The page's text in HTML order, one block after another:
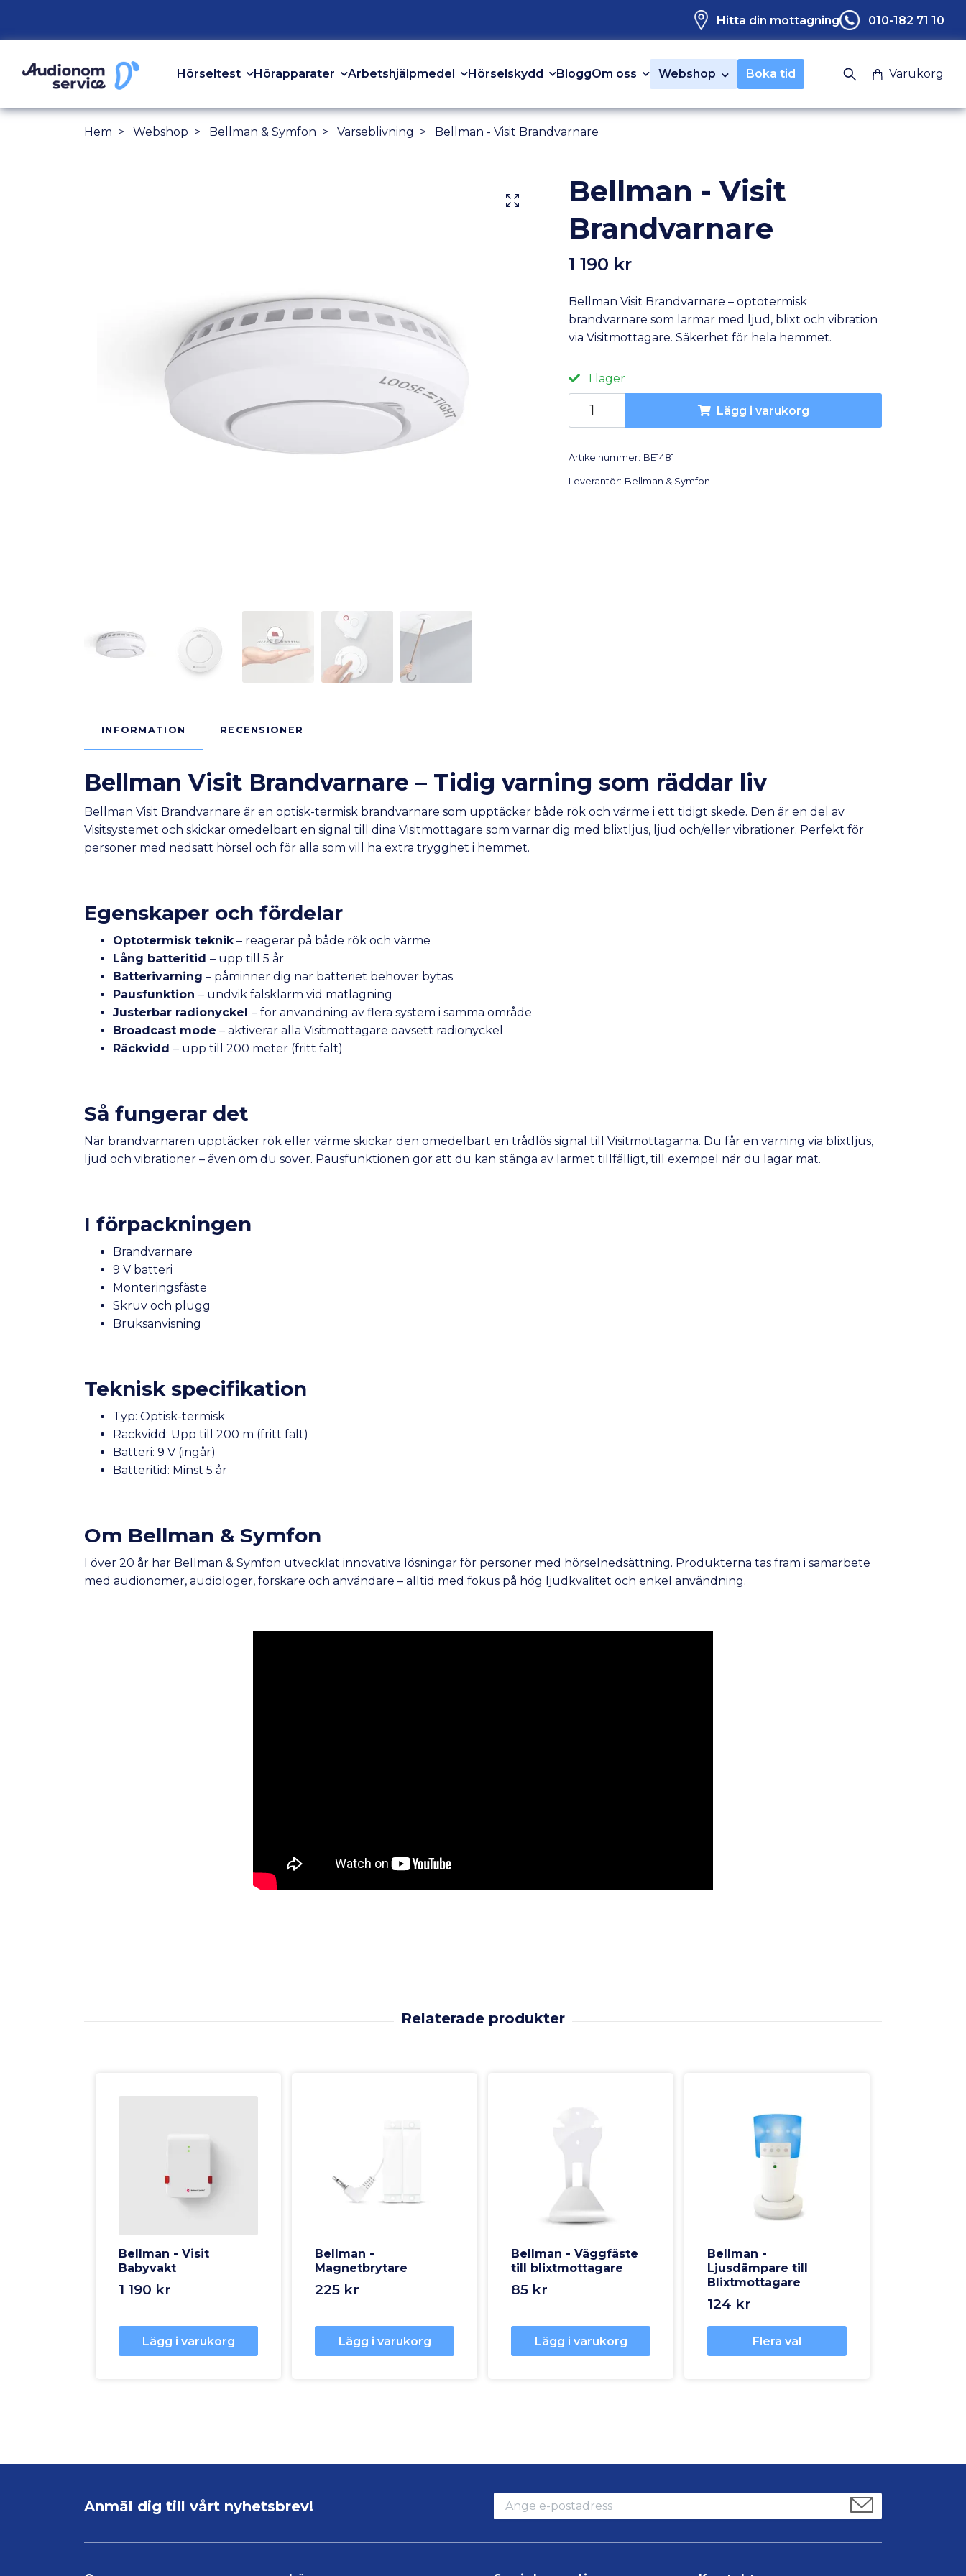
Hitta din mottagning 010-182 71 10
Hörseltest Hörapparater Arbetshjälpmedel Hörselskydd BloggOm oss Webshop Boka tid Varukorg
Hem Webshop Bellman & Symfon Varseblivning Bellman - Visit Brandvarnare
Bellman - Visit
Brandvarnare
1 190 kr
Bellman Visit Brandvarnare – optotermisk
brandvarnare som larmar med ljud, blixt och vibration
via Visitmottagare. Säkerhet för hela hemmet.
I lager
Lägg i varukorg
Artikelnummer: BE1481
Leverantör: Bellman & Symfon
INFORMATION RECENSIONER
Bellman Visit Brandvarnare – Tidig varning som räddar liv
Bellman Visit Brandvarnare är en optisk-termisk brandvarnare som upptäcker både rök och värme i ett tidigt skede. Den är en del av
Visitsystemet och skickar omedelbart en signal till dina Visitmottagare som varnar dig med blixtljus, ljud och/eller vibrationer. Perfekt för
personer med nedsatt hörsel och för alla som vill ha extra trygghet i hemmet.
Egenskaper och fördelar
Optotermisk teknik– reagerar på både rök och värme
Lång batteritid – upp till 5 år
Batterivarning – påminner dig när batteriet behöver bytas
Pausfunktion – undvik falsklarm vid matlagning
Justerbar radionyckel – för användning av flera system i samma område
Broadcast mode – aktiverar alla Visitmottagare oavsett radionyckel
Räckvidd – upp till 200 meter (fritt fält)
Så fungerar det
När brandvarnaren upptäcker rök eller värme skickar den omedelbart en trådlös signal till Visitmottagarna. Du får en varning via blixtljus,
ljud och vibrationer – även om du sover. Pausfunktionen gör att du kan stänga av larmet tillfälligt, till exempel när du lagar mat.
I förpackningen
Brandvarnare
9 V batteri
Monteringsfäste
Skruv och plugg
Bruksanvisning
Teknisk specifikation
Typ: Optisk-termisk
Räckvidd: Upp till 200 m (fritt fält)
Batteri: 9 V (ingår)
Batteritid: Minst 5 år
Om Bellman & Symfon
I över 20 år har Bellman & Symfon utvecklat innovativa lösningar för personer med hörselnedsättning. Produkterna tas fram i samarbete
med audionomer, audiologer, forskare och användare – alltid med fokus på hög ljudkvalitet och enkel användning.
Bellman - Visit
Babyvakt
1 190 kr
Lägg i varukorg
Bellman -
Magnetbrytare
225 kr
Lägg i varukorg
Bellman - Väggfäste
till blixtmottagare
85 kr
Lägg i varukorg
Bellman -
Ljusdämpare till
Blixtmottagare
124 kr
Flera val
Anmäl dig till vårt nyhetsbrev!